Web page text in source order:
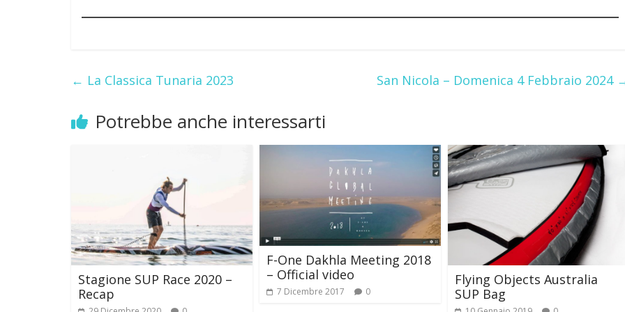
← La Classica Tunaria 2023 San Nicola – Domenica 4 Febbraio 2024
Potrebbe anche interessarti
Stagione SUP Race 2020 –
Recap
F-One Dakhla Meeting 2018
– Official video
7 Dicembre 2017 0
Flying Objects Australia
SUP Bag